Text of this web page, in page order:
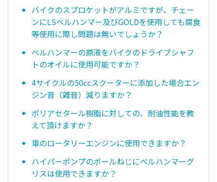
バイクのスプロケットがアルミですが、チェー
ンにLSベルハンマー及びGOLDを使用しても腐食
等使用に際し問題は無いでしょうか？
ベルハンマーの原液をバイクのドライブシャフ
トのオイルに使用可能ですか？
4サイクルの50ccスクーターに添加した場合エン
ジン音（雑音）減りますか？
ポリアセタール樹脂に対しての、耐油性能を教
えて頂けますか？
車のロータリーエンジンに使用できますか？
ハイパーポンプのボールねじにベルハンマーグ
リスは使用できますか？